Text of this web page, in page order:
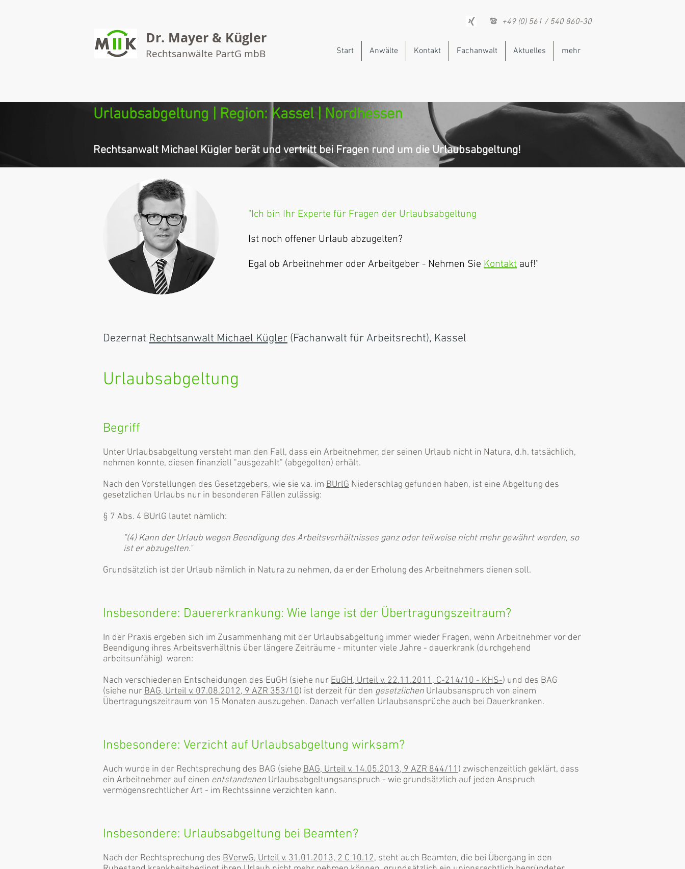
Dr. Mayer & Kügler
Rechtsanwälte PartG mbB
+49 (0) 561 / 540 860-30
Start Anwälte Kontakt Fachanwalt Aktuelles mehr
Urlaubsabgeltung | Region: Kassel | Nordhessen
Rechtsanwalt Michael Kügler berät und vertritt bei Fragen rund um die Urlaubsabgeltung!
"Ich bin Ihr Experte für Fragen der Urlaubsabgeltung
Ist noch offener Urlaub abzugelten?
Egal ob Arbeitnehmer oder Arbeitgeber - Nehmen Sie Kontakt auf!"
Dezernat Rechtsanwalt Michael Kügler (Fachanwalt für Arbeitsrecht), Kassel
Urlaubsabgeltung
Begriff
Unter Urlaubsabgeltung versteht man den Fall, dass ein Arbeitnehmer, der seinen Urlaub nicht in Natura, d.h. tatsächlich,
nehmen konnte, diesen finanziell "ausgezahlt" (abgegolten) erhält.
Nach den Vorstellungen des Gesetzgebers, wie sie v.a. im BUrlG Niederschlag gefunden haben, ist eine Abgeltung des
gesetzlichen Urlaubs nur in besonderen Fällen zulässig:
§ 7 Abs. 4 BUrlG lautet nämlich:
"(4) Kann der Urlaub wegen Beendigung des Arbeitsverhältnisses ganz oder teilweise nicht mehr gewährt werden, so
ist er abzugelten."
Grundsätzlich ist der Urlaub nämlich in Natura zu nehmen, da er der Erholung des Arbeitnehmers dienen soll.
Insbesondere: Dauererkrankung: Wie lange ist der Übertragungszeitraum?
In der Praxis ergeben sich im Zusammenhang mit der Urlaubsabgeltung immer wieder Fragen, wenn Arbeitnehmer vor der
Beendigung ihres Arbeitsverhältnis über längere Zeiträume - mitunter viele Jahre - dauerkrank (durchgehend
arbeitsunfähig) waren:
Nach verschiedenen Entscheidungen des EuGH (siehe nur EuGH, Urteil v. 22.11.2011, C-214/10 - KHS-) und des BAG
(siehe nur BAG, Urteil v. 07.08.2012, 9 AZR 353/10) ist derzeit für den gesetzlichen Urlaubsanspruch von einem
Übertragungszeitraum von 15 Monaten auszugehen. Danach verfallen Urlaubsansprüche auch bei Dauerkranken.
Insbesondere: Verzicht auf Urlaubsabgeltung wirksam?
Auch wurde in der Rechtsprechung des BAG (siehe BAG, Urteil v. 14.05.2013, 9 AZR 844/11 ) zwischenzeitlich geklärt, dass
ein Arbeitnehmer auf einen entstandenen Urlaubsabgeltungsanspruch - wie grundsätzlich auf jeden Anspruch
vermögensrechtlicher Art - im Rechtssinne verzichten kann.
Insbesondere: Urlaubsabgeltung bei Beamten?
Nach der Rechtsprechung des BVerwG, Urteil v. 31.01.2013, 2 C 10.12, steht auch Beamten, die bei Übergang in den